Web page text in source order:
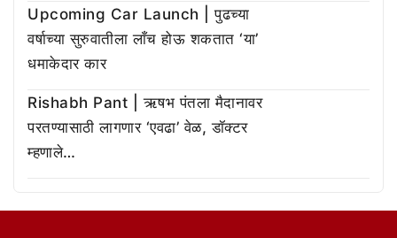
Upcoming Car Launch | पुढच्या
वर्षाच्या सुरुवातीला लाँच होऊ शकतात ‘या’
धमाकेदार कार
Rishabh Pant | ऋषभ पंतला मैदानावर
परतण्यासाठी लागणार ‘एवढा’ वेळ, डॉक्टर
म्हणाले…